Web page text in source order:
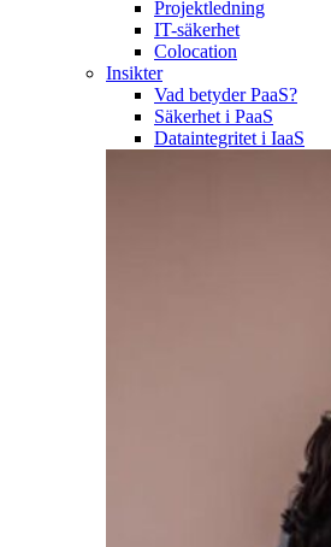
Projektledning
IT-säkerhet
Colocation
Insikter
Vad betyder PaaS?
Säkerhet i PaaS
Dataintegritet i IaaS